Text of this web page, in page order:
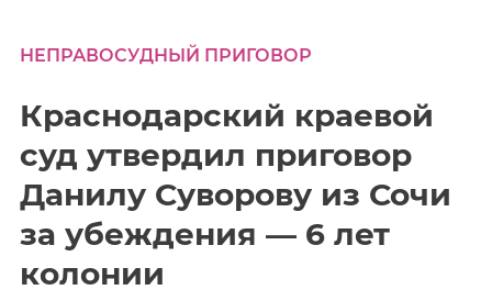
НЕПРАВОСУДНЫЙ ПРИГОВОР
Краснодарский краевой
суд утвердил приговор
Данилу Суворову из Сочи
за убеждения — 6 лет
колонии